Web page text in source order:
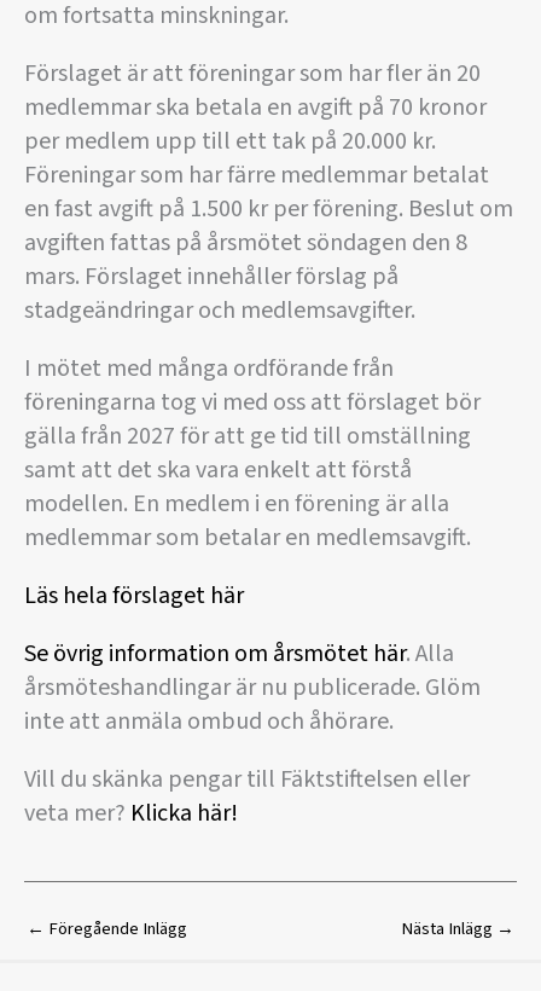
om fortsatta minskningar.
Förslaget är att föreningar som har fler än 20
medlemmar ska betala en avgift på 70 kronor
per medlem upp till ett tak på 20.000 kr.
Föreningar som har färre medlemmar betalat
en fast avgift på 1.500 kr per förening. Beslut om
avgiften fattas på årsmötet söndagen den 8
mars. Förslaget innehåller förslag på
stadgeändringar och medlemsavgifter.
I mötet med många ordförande från
föreningarna tog vi med oss att förslaget bör
gälla från 2027 för att ge tid till omställning
samt att det ska vara enkelt att förstå
modellen. En medlem i en förening är alla
medlemmar som betalar en medlemsavgift.
Läs hela förslaget här
Se övrig information om årsmötet här. Alla
årsmöteshandlingar är nu publicerade. Glöm
inte att anmäla ombud och åhörare.
Vill du skänka pengar till Fäktstiftelsen eller
veta mer? Klicka här!
← Föregående Inlägg Nästa Inlägg →